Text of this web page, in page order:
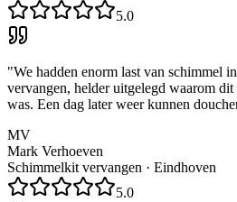
5.0
"We hadden enorm last van schimmel
vervangen, helder uitgelegd waarom
was. Een dag later weer kunnen
MV
Mark Verhoeven
Schimmelkit vervangen · Eindhoven
5.0